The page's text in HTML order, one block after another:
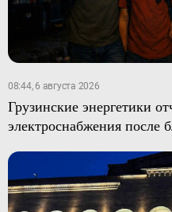
08:44, 6 августа 2026
Грузинские энергетики
электроснабжения после